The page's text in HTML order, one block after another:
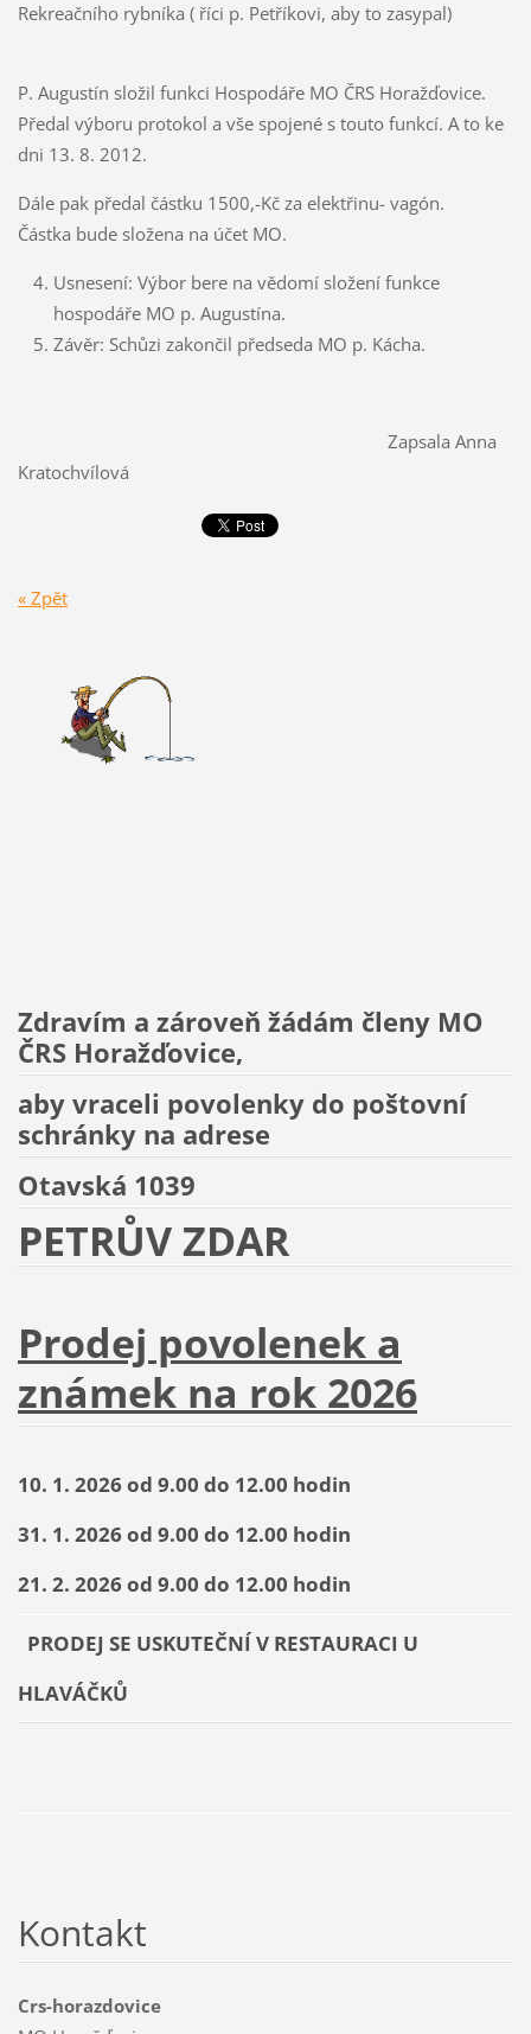
Rekreačního rybníka ( říci p. Petříkovi, aby to zasypal)
P. Augustín složil funkci Hospodáře MO ČRS Horažďovice.
Předal výboru protokol a vše spojené s touto funkcí. A to ke
dni 13. 8. 2012.
Dále pak předal částku 1500,-Kč za elektřinu- vagón.
Částka bude složena na účet MO.
Usnesení: Výbor bere na vědomí složení funkce
hospodáře MO p. Augustína.
Závěr: Schůzi zakončil předseda MO p. Kácha.
Zapsala Anna
Kratochvílová
« Zpět
Zdravím a zároveň žádám členy MO
ČRS Horažďovice,
aby vraceli povolenky do poštovní
schránky na adrese
Otavská 1039
PETRŮV ZDAR
Prodej povolenek a
známek na rok 2026
10. 1. 2026 od 9.00 do 12.00 hodin
31. 1. 2026 od 9.00 do 12.00 hodin
21. 2. 2026 od 9.00 do 12.00 hodin
PRODEJ SE USKUTEČNÍ V RESTAURACI U
HLAVÁČKŮ
Kontakt
Crs-horazdovice